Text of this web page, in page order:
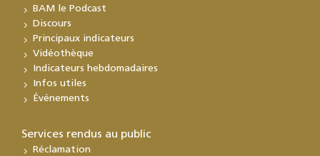
BAM le Podcast
Discours
Principaux indicateurs
Vidéothèque
Indicateurs hebdomadaires
Infos utiles
Événements
Services rendus au public
Réclamation